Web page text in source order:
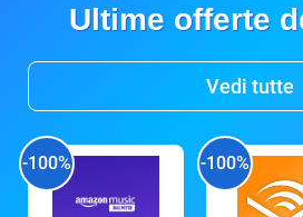
Ultime offerte
Vedi tutte
-100% -100%